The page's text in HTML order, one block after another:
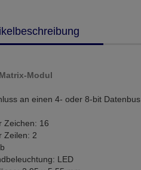
Modul
an einen 4- oder 8-bit Datenbus
Zeichen: 16
Zeilen: 2
LED